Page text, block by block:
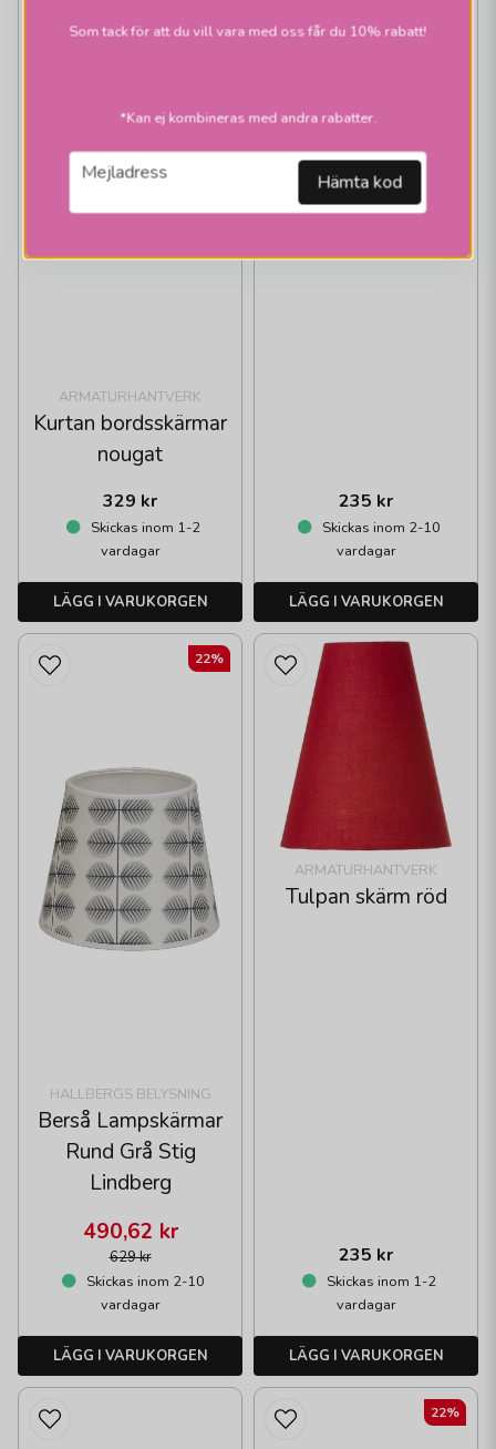
ARMATURHANTVERK
Kurtan bordsskärmar
nougat
329 kr
Skickas inom 1-2
vardagar
LÄGG I VARUKORGEN
ARMATURHANTVERK
Tulpan skärm gul
235 kr
Skickas inom 2-10
vardagar
LÄGG I VARUKORGEN
HALLBERGS BELYSNING
Berså Lampskärmar
Rund Grå Stig
Lindberg
629 kr
490,62 kr
Skickas inom 2-10
vardagar
LÄGG I VARUKORGEN
22%
ARMATURHANTVERK
Tulpan skärm röd
235 kr
Skickas inom 1-2
vardagar
LÄGG I VARUKORGEN
22%
Som tack för att du vill vara med oss får du 10% rabatt!
*Kan ej kombineras med andra rabatter.
email
Mejladress Hämta kod